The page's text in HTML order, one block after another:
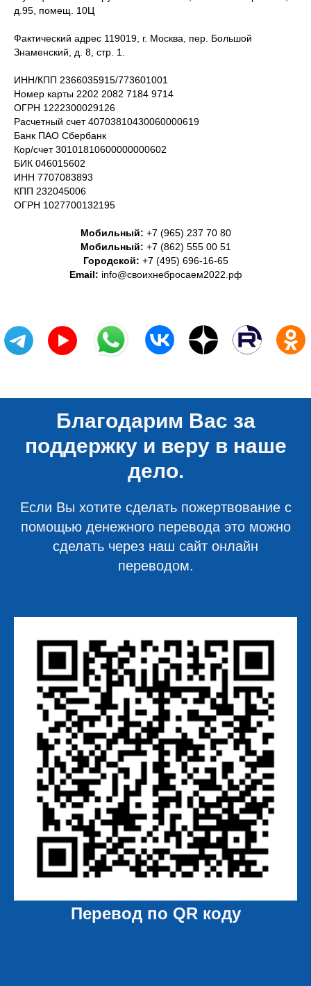
д.95, помещ. 10Ц
Фактический адрес 119019, г. Москва, пер. Большой
Знаменский, д. 8, стр. 1.
ИНН/КПП 2366035915/773601001
Номер карты 2202 2082 7184 9714
ОГРН 1222300029126
Расчетный счет 40703810430060000619
Банк ПАО Сбербанк
Кор/счет 30101810600000000602
БИК 046015602
ИНН 7707083893
КПП 232045006
ОГРН 1027700132195
Мобильный: +7 (965) 237 70 80
Мобильный: +7 (862) 555 00 51
Городской: +7 (495) 696-16-65
Email: info@своихнебросаем2022.рф
Благодарим Вас за
поддержку и веру в наше
дело.
Если Вы хотите сделать пожертвование с
помощью денежного перевода это можно
сделать через наш сайт онлайн
переводом.
Перевод по QR коду